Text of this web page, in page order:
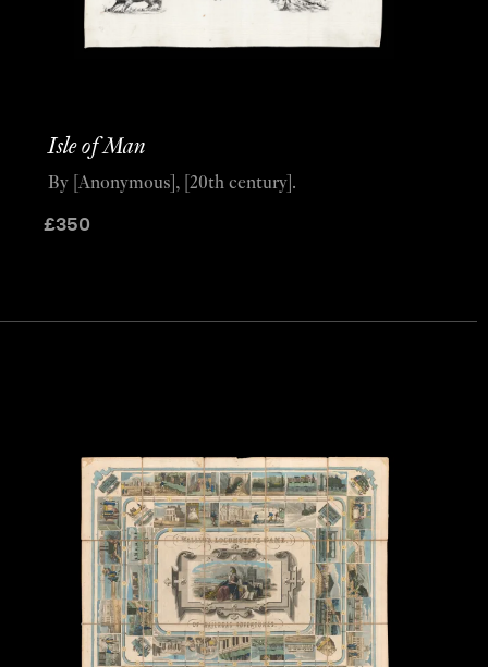
Isle of Man
£350
By [Anonymous], [20th century].